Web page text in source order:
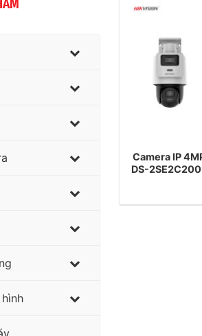
Camera IP
DS-